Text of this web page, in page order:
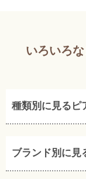
いろいろ
種類別に見るピ
ブランド別に見